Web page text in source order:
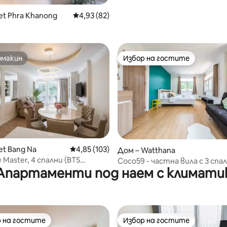
Phra Khanong Средна оценка: 4,93 от 5, 82 отзива
4,93 (82)
5, 132 отзива
Bang Na Средна оценка: 4,85 от 5, 103 отзива
4,85 (103)
4 спални (BTS
Избор на гостите
Избор на гостите
Дом – Watthana
Coco59 - частна вила с 3
басейн
под наем с
избор на гостите
на гостите Избор на гостите
Избор на гостите